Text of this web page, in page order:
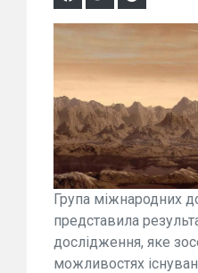
Група міжнародних
представила
дослідження, яке
можливостях